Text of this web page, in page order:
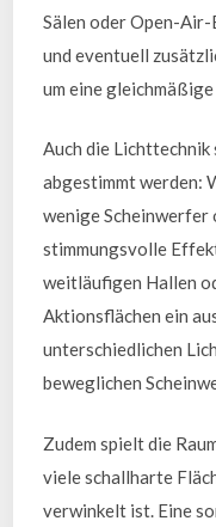
Sälen oder Open-
und eventuell
um eine
Auch die
abgestimmt werden:
wenige
stimmungsvolle
weitläufigen Hallen
Aktionsflächen ein
unterschiedlichen
beweglichen
Zudem spielt die
viele schallharte
verwinkelt ist. Eine